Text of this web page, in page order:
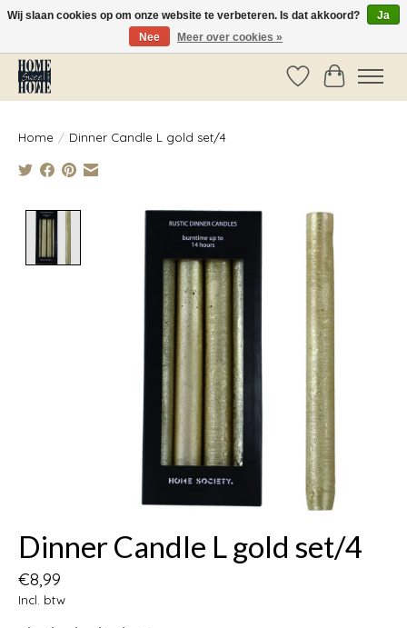
Vóór 14:00 besteld, dezelfde dag verzonden!
Verlanglijst
Home / Dinner Candle L gold set/4
Product image slideshow Items
Dinner Candle L gold set/4
€8,99
Incl. btw
Wij slaan cookies op om onze website te verbeteren. Is dat akkoord?
Ja
Nee
Meer over cookies »